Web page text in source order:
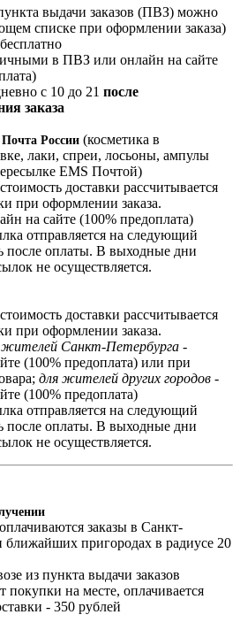
выдачи заказов (ПВЗ) можно
списке при оформлении заказа)
бесплатно
в ПВЗ или онлайн на сайте
с 10 до 21 после
заказа
России (косметика в
лаки, спреи, лосьоны, ампулы
EMS Почтой)
стоимость доставки рассчитывается
при оформлении заказа.
на сайте (100% предоплата)
отправляется на следующий
после оплаты. В выходные дни
не осуществляется.
стоимость доставки рассчитывается
при оформлении заказа.
жителей Санкт-Петербурга -
(100% предоплата) или при
для жителей других городов -
(100% предоплата)
отправляется на следующий
после оплаты. В выходные дни
не осуществляется.
заказы в Санкт-
ближайших пригородах в радиусе 20
из пункта выдачи заказов
покупки на месте, оплачивается
- 350 рублей